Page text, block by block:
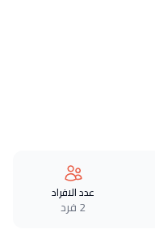
عدد الافراد
2 فرد